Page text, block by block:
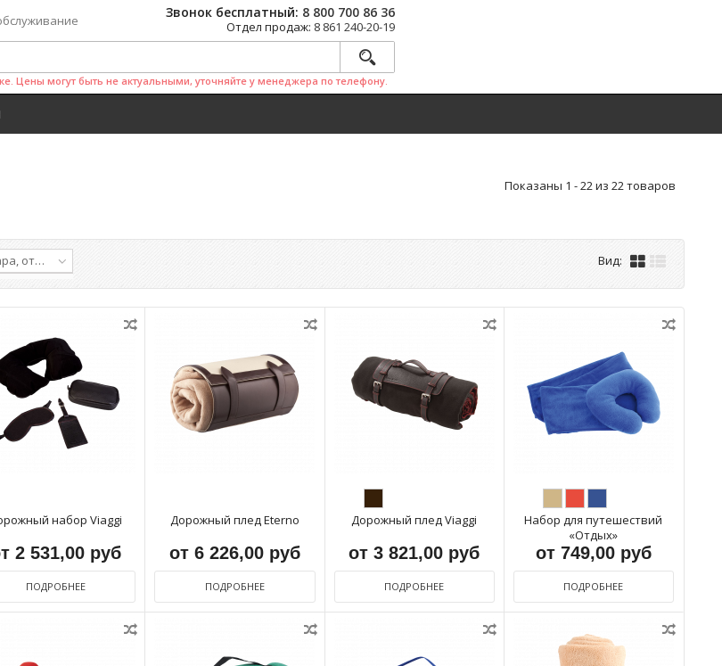
Звонок бесплатный: 8 800 700 86 36
Отдел продаж: 8 861 240-20-19
Цены могут быть не актуальными, уточняйте у менеджера по телефону.
Показаны 1 - 22 из 22 товаров
Вид:
названию товара, от А до Я
набор Viaggi
2 531,00 руб
ПОДРОБНЕЕ
Дорожный плед Eterno
от 6 226,00 руб
ПОДРОБНЕЕ
Дорожный плед Viaggi
от 3 821,00 руб
ПОДРОБНЕЕ
Набор для путешествий
«Отдых»
от 749,00 руб
ПОДРОБНЕЕ